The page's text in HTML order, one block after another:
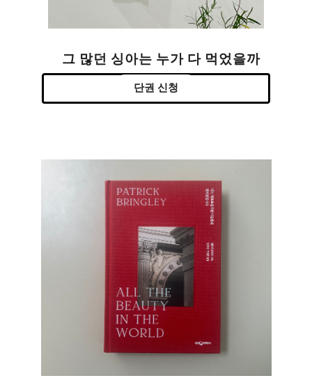
그 많던 싱아는 누가 다 먹었을까
단권 신청